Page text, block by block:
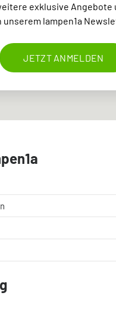
exklusive Angebote
unserem lampen1a
JETZT ANMELDEN